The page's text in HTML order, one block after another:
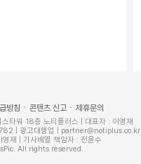
들이 방문해 회사의
셀트리온 부스에서
방침 콘텐츠 신고 제휴문의
타워 18층 노티플러스 | 대표자 : 이영재
| 광고대행업 | partner@notiplus.co.kr
영재 | 기사배열 책임자 : 전윤수
All rights reserved.